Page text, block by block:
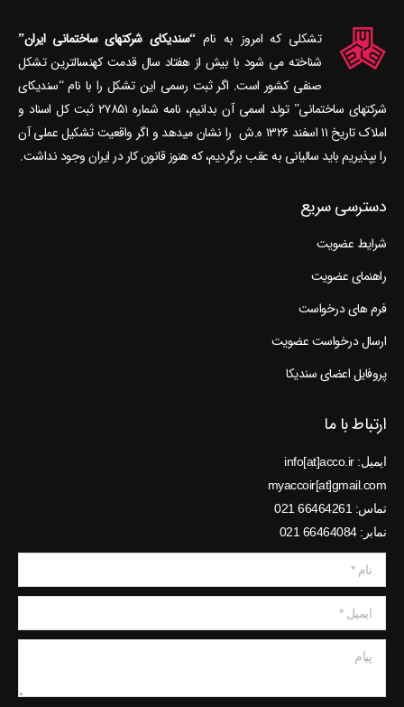
تشکلی که امروز به نام“سندیکای شرکتهای ساختمانی ایران”
شناخته می‎ شود با بیش از هفتاد سال قدمت کهنسال‎ترین تشکل
صنفی کشور است. اگر ثبت رسمی این تشکل را با نام “سندیکای
شرکتهای ساختمانی” تولد اسمی آن بدانیم، نامه شماره ۲۷۸۵۱ ثبت کل اسناد و
املاک تاریخ ۱۱ اسفند ۱۳۲۶ ه.ش را نشان می‎دهد و اگر واقعیت تشکیل عملی آن
را بپذیریم باید سالیانی به عقب برگردیم، که هنوز قانون کار در ایران وجود نداشت.
دسترسی سریع
شرایط عضویت
راهنمای عضویت
فرم های درخواست
ارسال درخواست عضویت
پروفایل اعضای سندیکا
ارتباط با ما
ایمیل: info[at]acco.ir
myaccoir[at]gmail.com
تماس: 66464261 021
نمابر: 66464084 021
نام *
ایمیل *